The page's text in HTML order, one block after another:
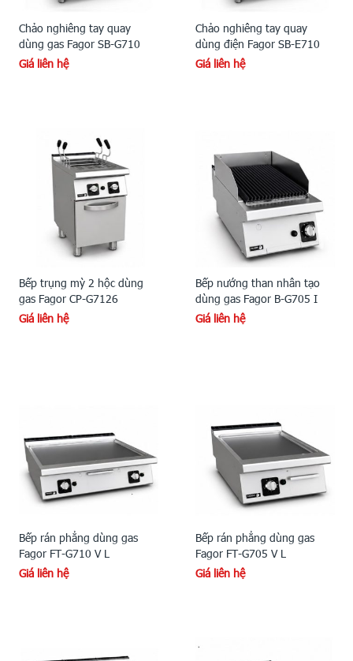
Chảo nghiêng tay quay
dùng gas Fagor SB-G710
Giá liên hệ
Chảo nghiêng tay quay
dùng điện Fagor SB-E710
Giá liên hệ
Bếp trụng mỳ 2 hộc dùng
gas Fagor CP-G7126
Giá liên hệ
Bếp nướng than nhân tạo
dùng gas Fagor B-G705 I
Giá liên hệ
Bếp rán phẳng dùng gas
Fagor FT-G710 V L
Giá liên hệ
Bếp rán phẳng dùng gas
Fagor FT-G705 V L
Giá liên hệ